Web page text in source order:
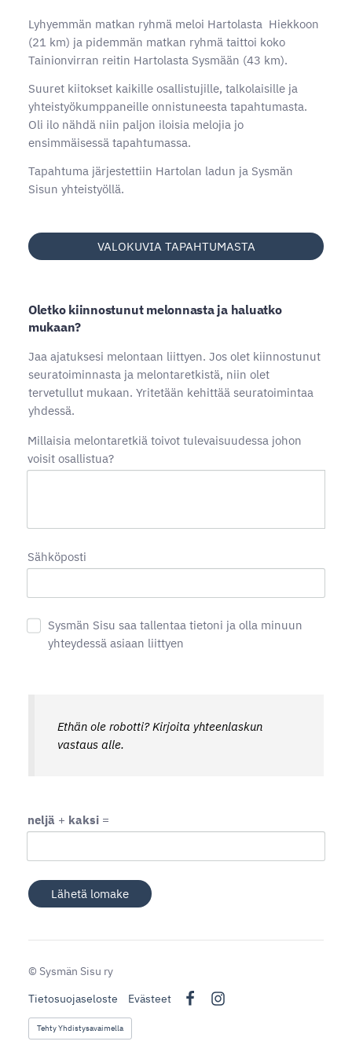
Lyhyemmän matkan ryhmä meloi Hartolasta Hiekkoon
(21 km) ja pidemmän matkan ryhmä taittoi koko
Tainionvirran reitin Hartolasta Sysmään (43 km).
Suuret kiitokset kaikille osallistujille, talkolaisille ja
yhteistyökumppaneille onnistuneesta tapahtumasta.
Oli ilo nähdä niin paljon iloisia melojia jo
ensimmäisessä tapahtumassa.
Tapahtuma järjestettiin Hartolan ladun ja Sysmän
Sisun yhteistyöllä.
VALOKUVIA TAPAHTUMASTA
Oletko kiinnostunut melonnasta ja haluatko
mukaan?
Jaa ajatuksesi melontaan liittyen. Jos olet kiinnostunut
seuratoiminnasta ja melontaretkistä, niin olet
tervetullut mukaan. Yritetään kehittää seuratoimintaa
yhdessä.
Millaisia melontaretkiä toivot tulevaisuudessa johon
voisit osallistua?
Sähköposti
Sysmän Sisu saa tallentaa tietoni ja olla minuun
yhteydessä asiaan liittyen
Ethän ole robotti? Kirjoita yhteenlaskun
vastaus alle.
neljä + kaksi =
Lähetä lomake
© Sysmän Sisu ry
Tietosuojaseloste
Evästeet
Tehty Yhdistysavaimella